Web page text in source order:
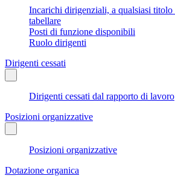
Incarichi dirigenziali, a qualsiasi
tabellare
Posti di funzione disponibili
Ruolo dirigenti
Dirigenti cessati
Dirigenti cessati dal rapporto di lavoro
Posizioni organizzative
Posizioni organizzative
Dotazione organica